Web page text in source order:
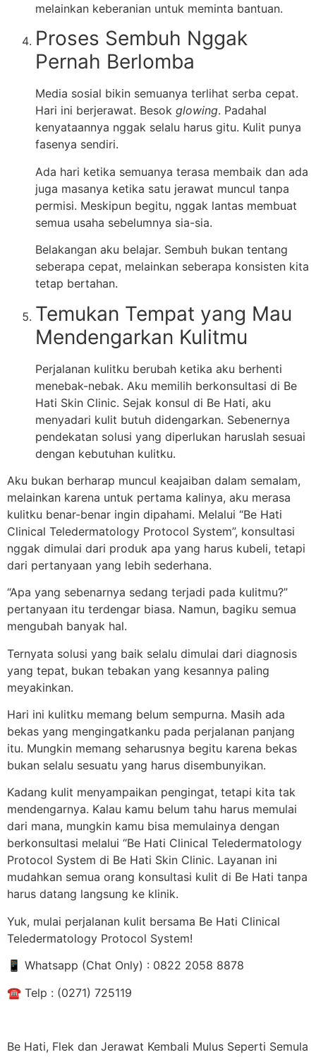
melainkan keberanian untuk meminta bantuan.
Proses Sembuh Nggak
Pernah Berlomba
Media sosial bikin semuanya terlihat serba cepat.
Hari ini berjerawat. Besok glowing. Padahal
kenyataannya nggak selalu harus gitu. Kulit punya
fasenya sendiri.
Ada hari ketika semuanya terasa membaik dan ada
juga masanya ketika satu jerawat muncul tanpa
permisi. Meskipun begitu, nggak lantas membuat
semua usaha sebelumnya sia-sia.
Belakangan aku belajar. Sembuh bukan tentang
seberapa cepat, melainkan seberapa konsisten kita
tetap bertahan.
Temukan Tempat yang Mau
Mendengarkan Kulitmu
Perjalanan kulitku berubah ketika aku berhenti
menebak-nebak. Aku memilih berkonsultasi di Be
Hati Skin Clinic. Sejak konsul di Be Hati, aku
menyadari kulit butuh didengarkan. Sebenernya
pendekatan solusi yang diperlukan haruslah sesuai
dengan kebutuhan kulitku.
Aku bukan berharap muncul keajaiban dalam semalam,
melainkan karena untuk pertama kalinya, aku merasa
kulitku benar-benar ingin dipahami. Melalui “Be Hati
Clinical Teledermatology Protocol System”, konsultasi
nggak dimulai dari produk apa yang harus kubeli, tetapi
dari pertanyaan yang lebih sederhana.
“Apa yang sebenarnya sedang terjadi pada kulitmu?”
pertanyaan itu terdengar biasa. Namun, bagiku semua
mengubah banyak hal.
Ternyata solusi yang baik selalu dimulai dari diagnosis
yang tepat, bukan tebakan yang kesannya paling
meyakinkan.
Hari ini kulitku memang belum sempurna. Masih ada
bekas yang mengingatkanku pada perjalanan panjang
itu. Mungkin memang seharusnya begitu karena bekas
bukan selalu sesuatu yang harus disembunyikan.
Kadang kulit menyampaikan pengingat, tetapi kita tak
mendengarnya. Kalau kamu belum tahu harus memulai
dari mana, mungkin kamu bisa memulainya dengan
berkonsultasi melalui “Be Hati Clinical Teledermatology
Protocol System di Be Hati Skin Clinic. Layanan ini
mudahkan semua orang konsultasi kulit di Be Hati tanpa
harus datang langsung ke klinik.
Yuk, mulai perjalanan kulit bersama Be Hati Clinical
Teledermatology Protocol System!
📱 Whatsapp (Chat Only) : 0822 2058 8878
☎ ️ Telp : (0271) 725119
Be Hati, Flek dan Jerawat Kembali Mulus Seperti Semula